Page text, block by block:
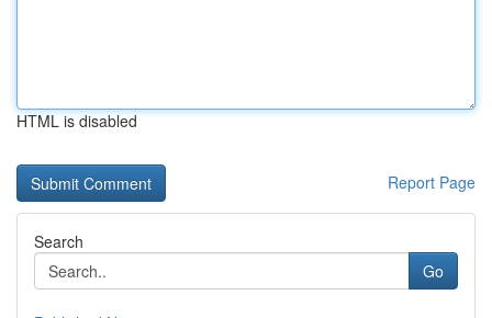
HTML is disabled
Report Page
Search
Go